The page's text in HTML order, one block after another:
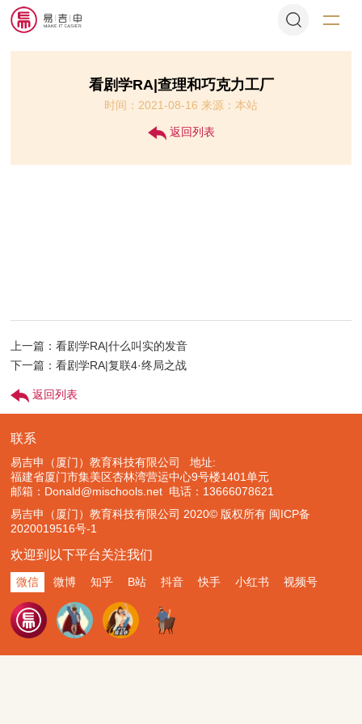
看剧学RA|查理和巧克力工厂
时间：2021-08-16 来源：本站
返回列表
上一篇：看剧学RA|什么叫实的发音
下一篇：看剧学RA|复联4·终局之战
返回列表
联系
易吉申（厦门）教育科技有限公司 地址:
福建省厦门市集美区杏林湾营运中心9号楼1401单元
邮箱：Donald@mischools.net 电话：13666078621
易吉申（厦门）教育科技有限公司 2020© 版权所有 闽ICP备
2020019516号-1
欢迎到以下平台关注我们
微信 微博 知乎 B站 抖音 快手 小红书 视频号